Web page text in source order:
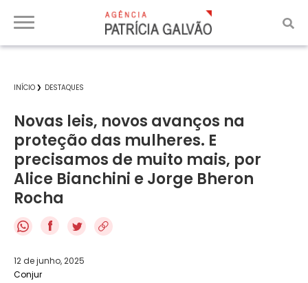
INÍCIO DESTAQUES
Novas leis, novos avanços na
proteção das mulheres. E
precisamos de muito mais, por
Alice Bianchini e Jorge Bheron
Rocha
f
12 de junho, 2025
Conjur